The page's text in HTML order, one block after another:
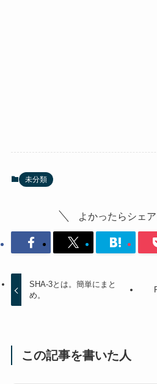
未分類
よかったらシェア
SHA-3とは。簡単にまと
め。
この記事を書いた人